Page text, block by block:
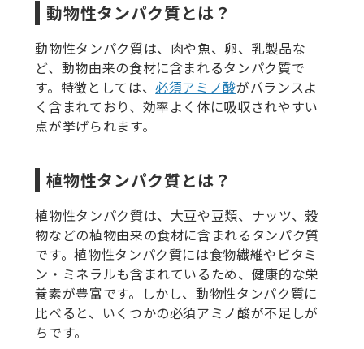
動物性タンパク質とは？
動物性タンパク質は、肉や魚、卵、乳製品な
ど、動物由来の食材に含まれるタンパク質で
す。特徴としては、必須アミノ酸がバランスよ
く含まれており、効率よく体に吸収されやすい
点が挙げられます。
植物性タンパク質とは？
植物性タンパク質は、大豆や豆類、ナッツ、穀
物などの植物由来の食材に含まれるタンパク質
です。植物性タンパク質には食物繊維やビタミ
ン・ミネラルも含まれているため、健康的な栄
養素が豊富です。しかし、動物性タンパク質に
比べると、いくつかの必須アミノ酸が不足しが
ちです。